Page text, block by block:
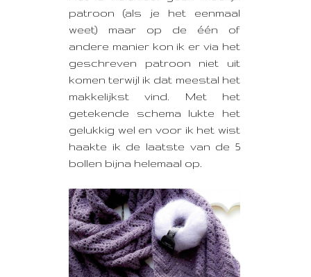
patroon (als je het eenmaal
weet) maar op de één of
andere manier kon ik er via het
geschreven patroon niet uit
komen terwijl ik dat meestal het
makkelijkst vind. Met het
getekende schema lukte het
gelukkig wel en voor ik het wist
haakte ik de laatste van de 5
bollen bijna helemaal op.